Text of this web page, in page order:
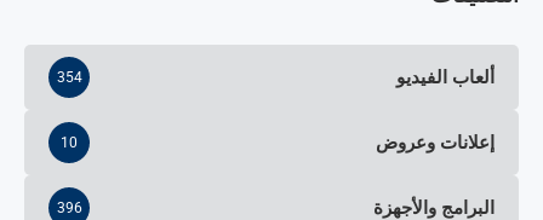
ألعاب الفيديو 354
إعلانات وعروض 10
البرامج والأجهزة 396